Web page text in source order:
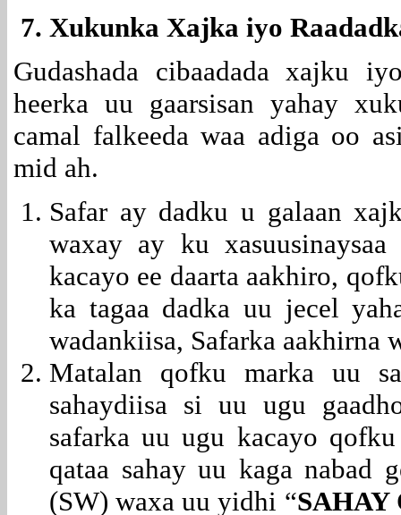
7. Xukunka Xajka iyo
Gudashada cibaadada xajku
heerka uu gaarsisan yahay
camal falkeeda waa adiga oo
mid ah.
Safar ay dadku u galaan
waxay ay ku
kacayo ee daarta aakhiro,
ka tagaa dadka uu jecel
wadankiisa, Safarka aakhirna
Matalan qofku marka uu
sahaydiisa si uu ugu
safarka uu ugu kacayo
qataa sahay uu kaga nabad
(SW) waxa uu yidhi “SAHAY